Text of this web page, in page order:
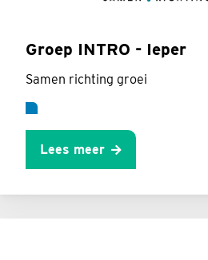
Groep INTRO - Ieper
Samen richting groei
Lees meer